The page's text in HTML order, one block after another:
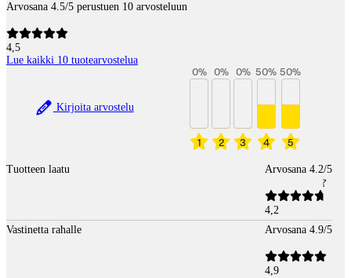
Arvosana 4.5/5 perustuen 10 arvosteluun
4,5
Lue kaikki 10 tuotearvostelua
Kirjoita arvostelu
1
0%
2
0%
3
0%
4
50%
5
50%
Tuotteen laatu Arvosana 4.2/5
4,2
Vastinetta rahalle
Arvosana 4.9/5
4,9